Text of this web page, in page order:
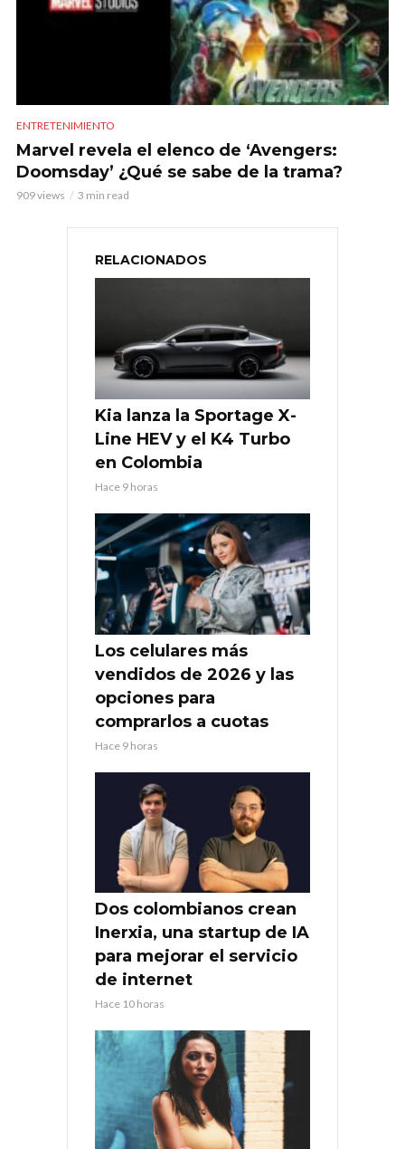
ENTRETENIMIENTO
Marvel revela el elenco de ‘Avengers:
Doomsday’ ¿Qué se sabe de la trama?
909 views 3 min read
RELACIONADOS
Kia lanza la Sportage X-
Line HEV y el K4 Turbo
en Colombia
Hace 9 horas
Los celulares más
vendidos de 2026 y las
opciones para
comprarlos a cuotas
Hace 9 horas
Dos colombianos crean
Inerxia, una startup de IA
para mejorar el servicio
de internet
Hace 10 horas